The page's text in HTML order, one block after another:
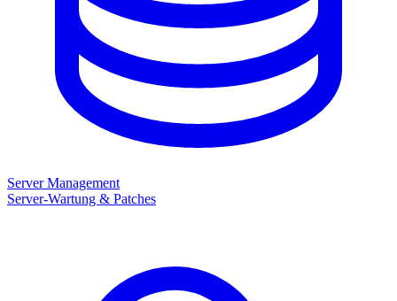
Server Management
Server-Wartung & Patches